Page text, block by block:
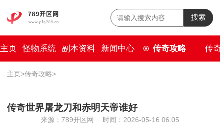
搜索
主页 怪物系统 副本资料 新闻中心 传奇攻略 传
主页>传奇攻略>
传奇世界屠龙刀和赤明天帝谁好
来源：789开区网 时间：2026-05-16 06:05